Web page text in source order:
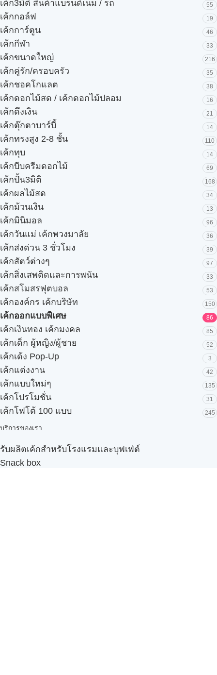
เค้ก3มิติ สินค้าแบรนด์เนม / รถ 55
เค้กกอล์ฟ 19
เค้กการ์ตูน 46
เค้กกีฬา 33
เค้กขนาดใหญ่ 216
เค้กคู่รัก/ครอบครัว 35
เค้กชอคโกแลต 38
เค้กดอกไม้สด / เค้กดอกไม้ปลอม 16
เค้กดึงเงิน 21
เค้กตุ๊กตาบาร์บี้ 14
เค้กทรงสูง 2-8 ชั้น 110
เค้กทุบ 14
เค้กบีบครีมดอกไม้ 69
เค้กปั้น3มิติ 168
เค้กผลไม้สด 34
เค้กม้วนเงิน 13
เค้กมินิมอล 96
เค้กวันแม่ เค้กพวงมาลัย 36
เค้กส่งด่วน 3 ชั่วโมง 39
เค้กสัตว์ต่างๆ 97
เค้กสิ่งเสพติดและการพนัน 33
เค้กสโมสรฟุตบอล 53
เค้กองค์กร เค้กบริษัท 150
เค้กออกแบบพิเศษ 86
เค้กเงินทอง เค้กมงคล 85
เค้กเด็ก ผู้หญิง/ผู้ชาย 52
เค้กเด้ง Pop-Up 3
เค้กแต่งงาน 42
เค้กแบบใหม่ๆ 135
เค้กโปรโมชั่น 31
เค้กโฟโต้ 100 แบบ 245
บริการของเรา
รับผลิตเค้กสำหรับโรงแรมและบุฟเฟ่ต์
Snack box